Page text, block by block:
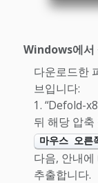
Windows에서
다운로드한
브입니다:
“Defold-
뒤 해당 압
마우스 오른
다음, 안내에
추출합니다.